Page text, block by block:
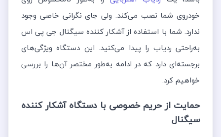
خودروی شما نصب می‌کند. ولی جای نگرانی خاصی وجود
ندارد. شما با استفاده از آشکار کننده سیگنال جی پی اس
به‌راحتی ردیاب را پیدا می‌کنید. این دستگاه ویژگی‌های
برجسته‌ای دارد که در ادامه به‌طور مختصر آن‌ها را بررسی
خواهیم کرد.
حمایت از حریم خصوصی با دستگاه آشکار کننده
سیگنال